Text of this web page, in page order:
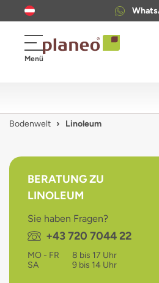
Menü
Bodenwelt Linoleum
BERATUNG ZU
LINOLEUM
Sie haben Fragen?
Telefon:
+43 720 7044 22
MO - FR
8 bis 17 Uhr
SA
9 bis 14 Uhr